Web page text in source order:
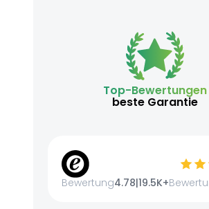
Top-Bewertungen
beste Garantie
Bewertung4.78|19.5K+